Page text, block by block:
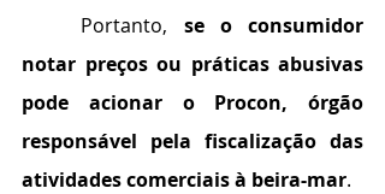
	Portanto,
se o consumidor
notar preços ou práticas abusivas
pode acionar o Procon, órgão
responsável pela fiscalização das
atividades comerciais à beira-mar.